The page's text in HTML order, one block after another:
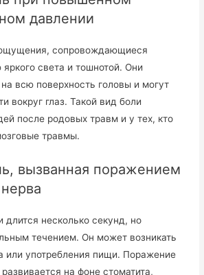
давлении
сопровождающиеся
света и тошнотой. Они
всю поверхность головы и могут
вокруг глаз. Такой вид боли
после родовых травм и у тех, кто
травмы.
вызванная поражением
длится несколько секунд, но
течением. Он может возникать
или употребления пищи. Поражение
на фоне стоматита,